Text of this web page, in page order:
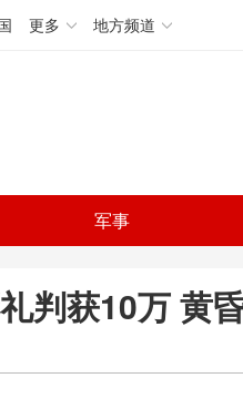
更多 地方频道
军事
判获10万 黄